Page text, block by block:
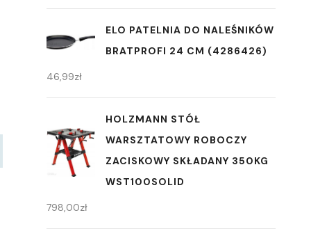
ELO PATELNIA DO NALEŚNIKÓW
BRATPROFI 24 CM (4286426)
46,99zł
HOLZMANN STÓŁ
WARSZTATOWY ROBOCZY
ZACISKOWY SKŁADANY 350KG
WST100SOLID
798,00zł